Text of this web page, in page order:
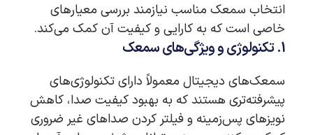
انتخاب سمعک مناسب نیازمند بررسی معیارهای
خاصی است که به کارایی و کیفیت آن کمک می‌کند.
1. تکنولوژی و ویژگی‌های سمعک
سمعک‌های دیجیتال معمولاً دارای تکنولوژی‌های
پیشرفته‌تری هستند که به بهبود کیفیت صدا، کاهش
نویزهای پس‌زمینه و فیلتر کردن صداهای غیر ضروری